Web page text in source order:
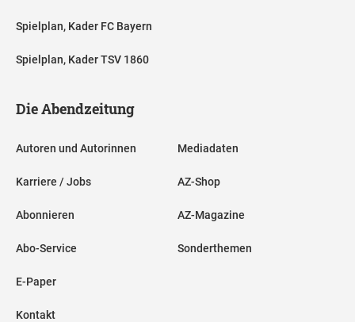
Spielplan, Kader FC Bayern
Spielplan, Kader TSV 1860
Die Abendzeitung
Autoren und Autorinnen
Karriere / Jobs
Abonnieren
Abo-Service
E-Paper
Kontakt
Mediadaten
AZ-Shop
AZ-Magazine
Sonderthemen